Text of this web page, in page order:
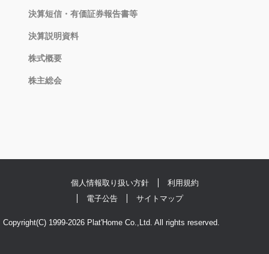
決算短信・有価証券報告書等
決算説明資料
株式概要
株主総会
Copyright(C) 1999-2026 Plat'Home Co.,Ltd. All rights reserved.
個人情報取り扱い方針
利用規約
電子公告
サイトマップ